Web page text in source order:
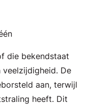
die bekendstaat
De
aan, terwijl
heeft. Dit